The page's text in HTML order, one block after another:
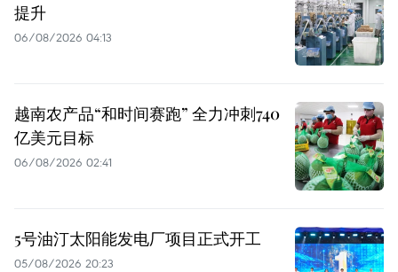
提升
06/08/2026 04:13
越南农产品“和时间赛跑” 全力冲刺740
亿美元目标
06/08/2026 02:41
5号油汀太阳能发电厂项目正式开工
05/08/2026 20:23